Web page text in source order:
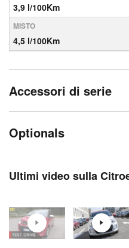
3,9 l/100Km
MISTO
4,5 l/100Km
Accessori di serie
Optionals
Ultimi video sulla